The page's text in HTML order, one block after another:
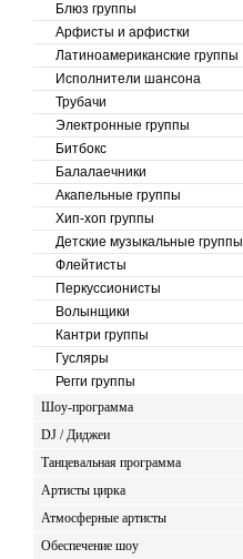
Блюз группы
Арфисты и арфистки
Латиноамериканские группы
Исполнители шансона
Трубачи
Электронные группы
Битбокс
Балалаечники
Акапельные группы
Хип-хоп группы
Детские музыкальные группы
Флейтисты
Перкуссионисты
Волынщики
Кантри группы
Гусляры
Регги группы
Шоу-программа
DJ / Диджеи
Танцевальная программа
Артисты цирка
Атмосферные артисты
Обеспечение шоу